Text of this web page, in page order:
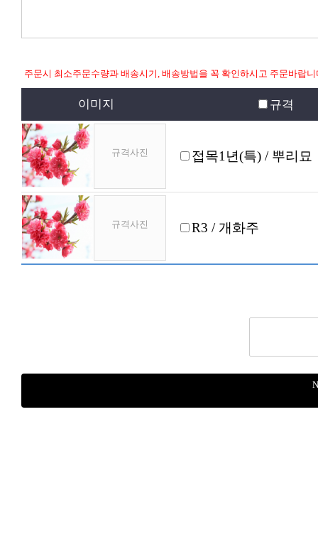
주문시 최소주문수량과 배송시기, 배송방법을 꼭 확인하시고 주문바랍니
이미지 규격
규격사진 접목1년(특) / 뿌리묘
규격사진 R3 / 개화주